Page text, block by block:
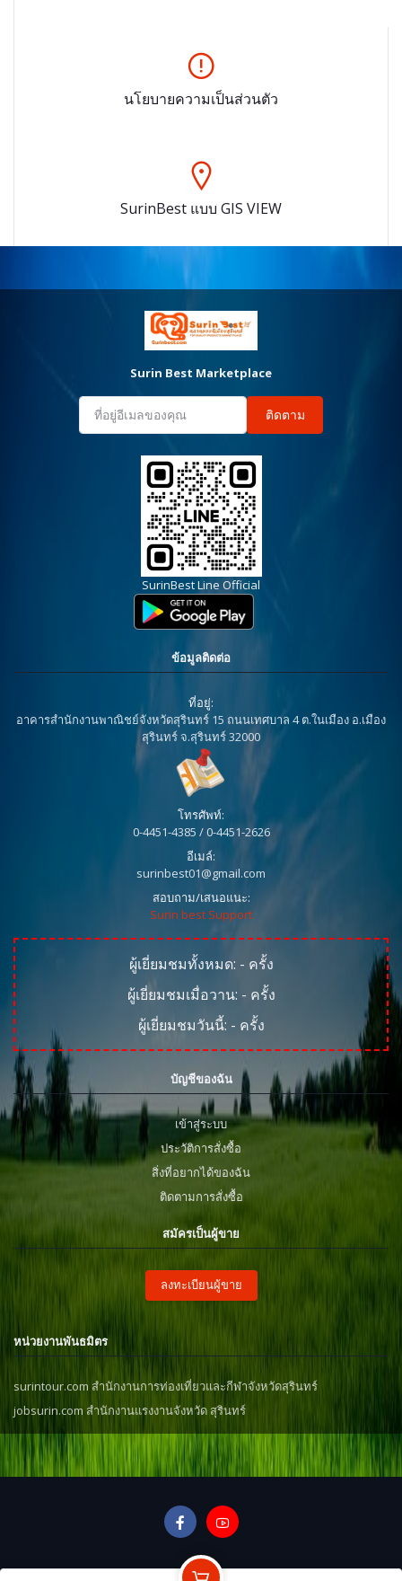
นโยบายความเป็นส่วนตัว
SurinBest แบบ GIS VIEW
Surin Best Marketplace
ติดตาม
SurinBest Line Official
ข้อมูลติดต่อ
ที่อยู่:
อาคารสำนักงานพาณิชย์จังหวัดสุรินทร์ 15 ถนนเทศบาล 4 ต.ในเมือง อ.เมือง
สุรินทร์ จ.สุรินทร์ 32000
โทรศัพท์:
0-4451-4385 / 0-4451-2626
อีเมล์:
surinbest01@gmail.com
สอบถาม/เสนอแนะ:
Surin best Support
ผู้เยี่ยมชมทั้งหมด: - ครั้ง
ผู้เยี่ยมชมเมื่อวาน: - ครั้ง
ผู้เยี่ยมชมวันนี้: - ครั้ง
บัญชีของฉัน
เข้าสู่ระบบ
ประวัติการสั่งซื้อ
สิ่งที่อยากได้ของฉัน
ติดตามการสั่งซื้อ
สมัครเป็นผู้ขาย
ลงทะเบียนผู้ขาย
หน่วยงานพันธมิตร
surintour.com สำนักงานการท่องเที่ยวและกีฬาจังหวัดสุรินทร์
jobsurin.com สำนักงานแรงงานจังหวัด สุรินทร์